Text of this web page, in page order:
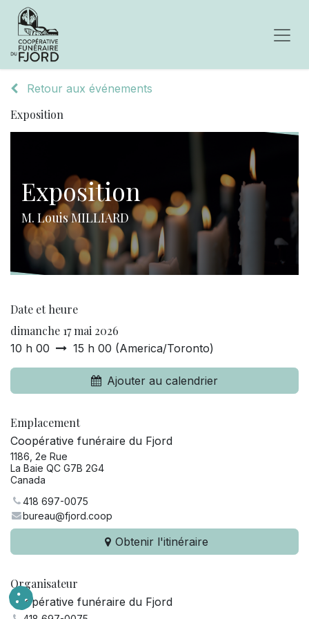
Retour aux événements
Exposition
Exposition
M. Louis MILLIARD
Date et heure
dimanche 17 mai 2026
10 h 00 15 h 00 (America/Toronto)
Ajouter au calendrier
Emplacement
Coopérative funéraire du Fjord
1186, 2e Rue
La Baie QC G7B 2G4
Canada
418 697-0075
bureau@fjord.coop
Obtenir l'itinéraire
Organisateur
Coopérative funéraire du Fjord